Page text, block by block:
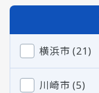
横浜市 (21)
川崎市 (5)